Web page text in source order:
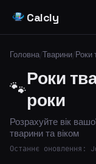
Calcly
Головна/Тварини/Роки
🐾Роки
роки
Розрахуйте вік
тварини та віком
Останнє оновлення: